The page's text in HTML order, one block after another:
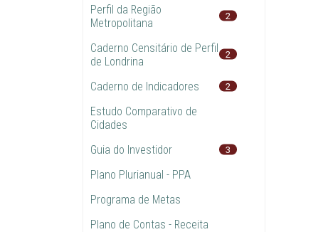
Perfil da Região
Metropolitana
2
Caderno Censitário de Perfil
de Londrina
2
Caderno de Indicadores 2
Estudo Comparativo de
Cidades
Guia do Investidor
3
Plano Plurianual - PPA
Programa de Metas
Plano de Contas - Receita